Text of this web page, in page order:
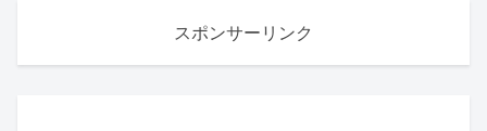
スポンサーリンク